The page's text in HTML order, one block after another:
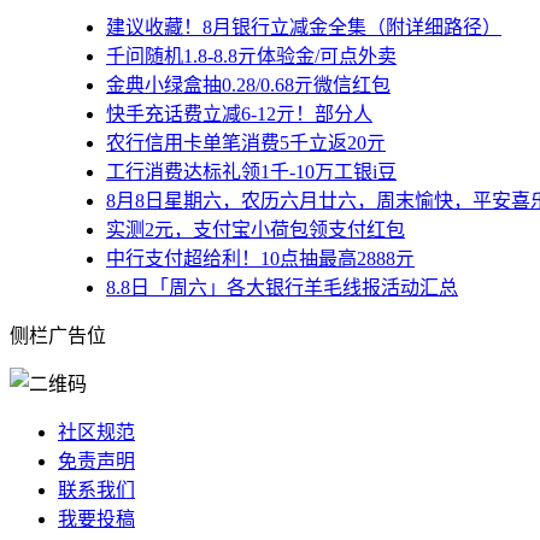
建议收藏！8月银行立减金全集（附详细路径）
千问随机1.8-8.8亓体验金/可点外卖
金典小绿盒抽0.28/0.68亓微信红包
快手充话费立减6-12亓！部分人
农行信用卡单笔消费5千立返20亓
工行消费达标礼领1千-10万工银i豆
8月8日星期六，农历六月廿六，周末愉快，平安喜
实测2元，支付宝小荷包领支付红包
中行支付超给利！10点抽最高2888亓
8.8日「周六」各大银行羊毛线报活动汇总
侧栏广告位
社区规范
免责声明
联系我们
我要投稿